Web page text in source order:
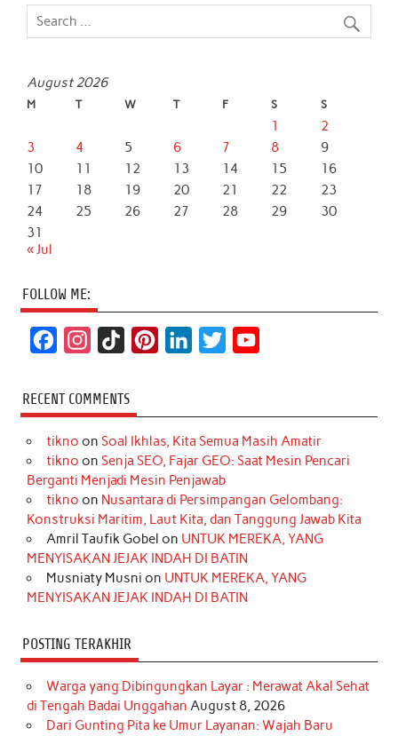
August 2026
M T W T F S S
1
2
3
4 5 6 7 8
9
10
11 12 13 14 15
16
17
18 19 20 21 22
23
24
25 26 27 28 29
30
31
« Jul
FOLLOW ME:
c
e
b
o
k
s
t
a
r
a
m
k
T
o
k
t
e
r
e
s
t
k
e
d
I
n
t
t
r
T
u
e
RECENT COMMENTS
tikno on Soal Ikhlas, Kita Semua Masih Amatir
tikno on Senja SEO, Fajar GEO: Saat Mesin Pencari
Berganti Menjadi Mesin Penjawab
tikno on Nusantara di Persimpangan Gelombang:
Konstruksi Maritim, Laut Kita, dan Tanggung Jawab Kita
Amril Taufik Gobel on UNTUK MEREKA, YANG
MENYISAKAN JEJAK INDAH DI BATIN
Musniaty Musni on UNTUK MEREKA, YANG
MENYISAKAN JEJAK INDAH DI BATIN
POSTING TERAKHIR
Warga yang Dibingungkan Layar : Merawat Akal Sehat
di Tengah Badai Unggahan August 8, 2026
Dari Gunting Pita ke Umur Layanan: Wajah Baru